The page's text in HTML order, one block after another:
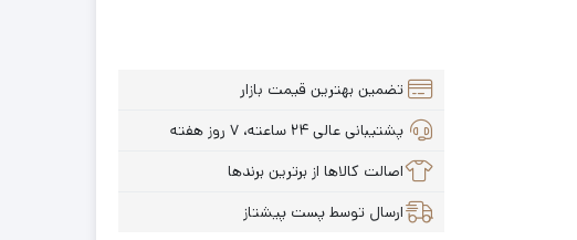
تضمین بهترین قیمت بازار
پشتیبانی عالی ۲۴ ساعته، ۷ روز هفته
اصالت کالاها از برترین برندها
ارسال توسط پست پیشتاز